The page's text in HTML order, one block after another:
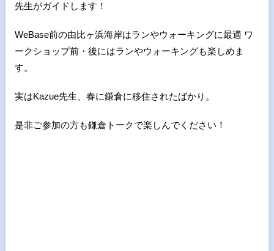
先生がガイドします！
WeBase前の由比ヶ浜海岸はランやウォーキングに最適 ワ
ークショップ前・後にはランやウォーキングも楽しめま
す。
実はKazue先生、春に鎌倉に移住されたばかり。
是非ご参加の方も鎌倉トークで楽しんでください！